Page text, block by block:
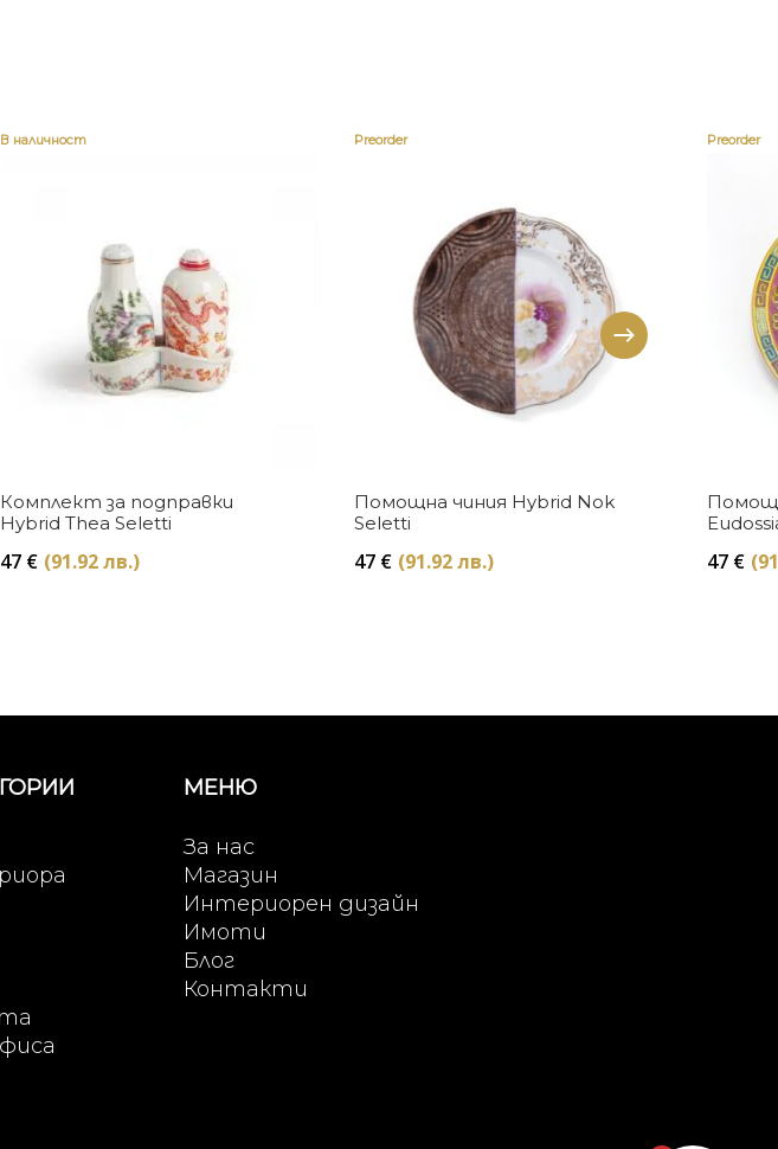
В наличност
Купи
Комплект за подправки
Hybrid Thea Seletti
47 € (91.92 лв.)
Preorder
Купи
Помощна чиния Hybrid Nok
Seletti
47 € (91.92 лв.)
Preorder
47 €
МЕНЮ
За нас
Магазин
Интериорен дизайн
Имоти
Блог
Контакти